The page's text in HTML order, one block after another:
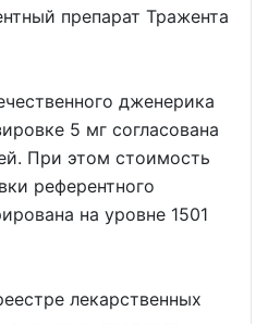
препарат Тражента
дженерика
5 мг согласована
При этом стоимость
референтного
на уровне 1501
лекарственных